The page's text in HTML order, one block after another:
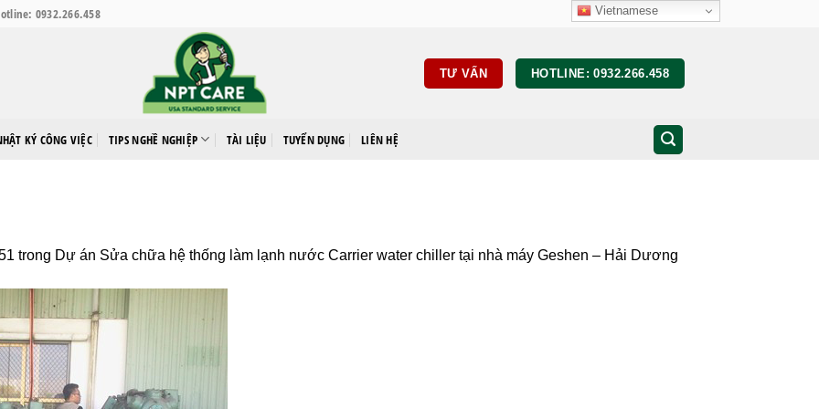
0932.266.458
TƯ VẤN HOTLINE: 0932.266.458
KÝ CÔNG VIỆC TIPS NGHỀ NGHIỆP TÀI LIỆU TUYỂN DỤNG LIÊN HỆ
trong Dự án Sửa chữa hệ thống làm lạnh nước Carrier water chiller tại nhà máy Geshen – Hải Dương
Vietnamese